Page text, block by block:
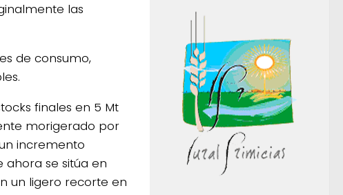
las
de consumo,
finales en 5 Mt
morigerado por
incremento
se sitúa en
un ligero recorte en